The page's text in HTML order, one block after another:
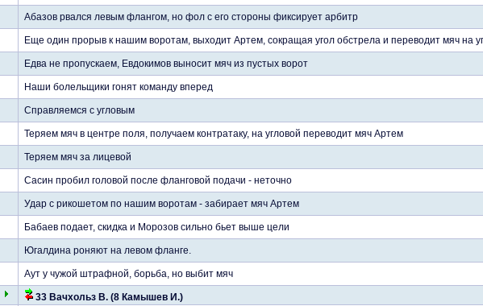
Абазов рвался левым флангом, но фол с его стороны фиксирует арбитр
Еще один прорыв к нашим воротам, выходит Артем, сокращая угол обстрела и переводит мяч на
Едва не пропускаем, Евдокимов выносит мяч из пустых ворот
Наши болельщики гонят команду вперед
Справляемся с угловым
Теряем мяч в центре поля, получаем контратаку, на угловой переводит мяч Артем
Теряем мяч за лицевой
Сасин пробил головой после фланговой подачи - неточно
Удар с рикошетом по нашим воротам - забирает мяч Артем
Бабаев подает, скидка и Морозов сильно бьет выше цели
Югалдина роняют на левом фланге.
Аут у чужой штрафной, борьба, но выбит мяч
33 Вачхольз В. (8 Камышев И.)